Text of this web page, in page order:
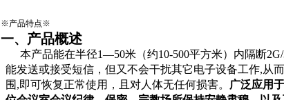
※产品特点※
一、 产品概述
本产品能在半径1—50米（约10-500平方米）内隔断
能发送或接受短信，但又不会干扰其它电子设备工作,从
围 ,即可恢复正常使用，且对人体无任何损害。
广泛应用